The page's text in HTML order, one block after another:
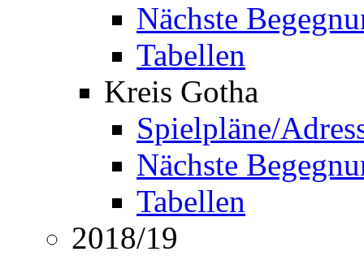
Nächste
Tabellen
Kreis Gotha
Spielpläne/
Nächste
Tabellen
2018/19